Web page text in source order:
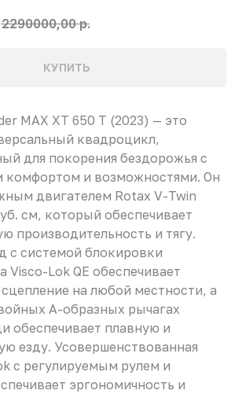
2290000,00 р.
КУПИТЬ
MAX XT 650 T (2023) — это
квадроцикл,
для покорения бездорожья с
комфортом и возможностями. Он
двигателем Rotax V-Twin
см, который обеспечивает
производительность и тягу.
с системой блокировки
Visco-Lok QE обеспечивает
на любой местности, а
А-образных рычагах
обеспечивает плавную и
езду. Усовершенствованная
с регулируемым рулем и
эргономичность и